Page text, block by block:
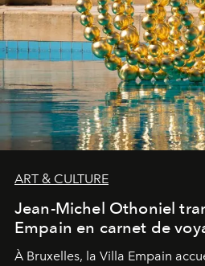
ART & CULTURE
Jean-Michel Othoniel
Empain en carnet de
À Bruxelles, la Villa Empain